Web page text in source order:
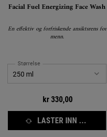
Facial Fuel Energizing Face Wash
En effektiv og forfriskende ansiktsrens for
menn.
Størrelse
kr 330,00
LASTER INN ...